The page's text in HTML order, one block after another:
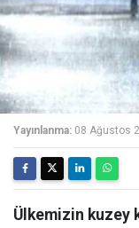
Yayınlanma: 08 Ağustos
Ülkemizin kuzey